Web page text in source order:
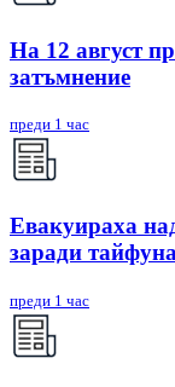
На 12 август
затъмнение
преди 1 час
Евакуираха
заради
преди 1 час